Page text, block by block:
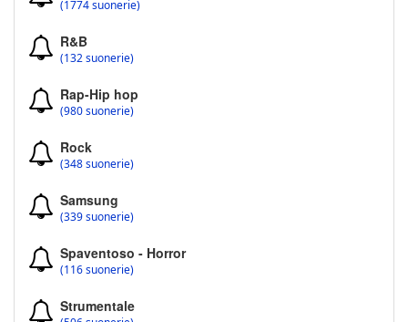
(1774 suonerie)
R&B
(132 suonerie)
Rap-Hip hop
(980 suonerie)
Rock
(348 suonerie)
Samsung
(339 suonerie)
Spaventoso - Horror
(116 suonerie)
Strumentale